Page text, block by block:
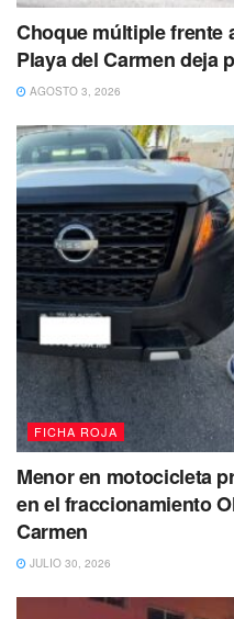
Tags: detenidos
Choque múltiple frente
Playa del Carmen deja
AGOSTO 3, 2026
FICHA ROJA
Menor en motocicleta
en el fraccionamiento
Carmen
JULIO 30, 2026